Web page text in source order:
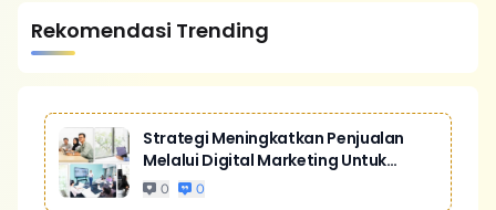
Rekomendasi Trending
Strategi Meningkatkan Penjualan
Melalui Digital Marketing Untuk
Bisnis Yang Lebih Kompetitif
0 0